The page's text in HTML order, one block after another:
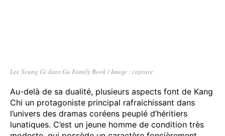
Lee Seung Gi dans Gu Family Book / Image : capture
Au-delà de sa dualité, plusieurs aspects font de Kang
Chi un protagoniste principal rafraichissant dans
l’univers des dramas coréens peuplé d’héritiers
lunatiques. C’est un jeune homme de condition très